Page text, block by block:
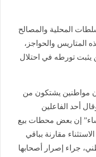
المحلية والمصالح
المتاريس والحواجز،
تورطه في احتلال
مواطنين يشتكون من
أحد الفاعلين
إن بعض محطات بيع
مقارنة بباقي
جراء إصرار أصحابها